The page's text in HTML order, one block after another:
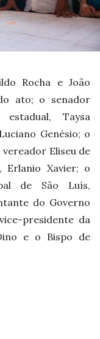
Rocha e João
ato; o senador
Taysa
Genésio; o
Eliseu de
Erlanio Xavier; o
de São Luís,
do Governo
presidente da
e o Bispo de